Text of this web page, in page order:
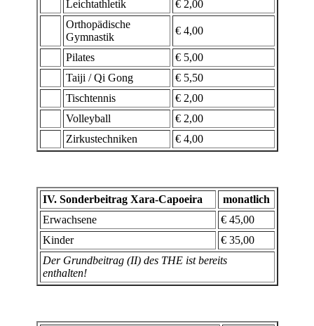
Leichtathletik
€ 2,00
Orthopädische
Gymnastik
€ 4,00
Pilates
€ 5,00
Taiji / Qi Gong
€ 5,50
Tischtennis
€ 2,00
Volleyball
€ 2,00
Zirkustechniken
€ 4,00
IV. Sonderbeitrag Xara-Capoeira
monatlich
Erwachsene
€ 45,00
Kinder
€ 35,00
Der Grundbeitrag (II) des THE ist bereits
enthalten!